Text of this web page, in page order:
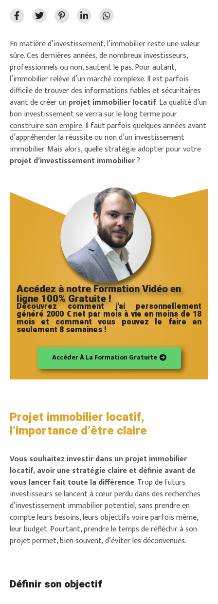
En matière d’investissement, l’immobilier reste une valeur
sûre. Ces dernières années, de nombreux investisseurs,
professionnels ou non, sautent le pas. Pour autant,
l’immobilier relève d’un marché complexe. Il est parfois
difficile de trouver des informations fiables et sécuritaires
avant de créer unprojet immobilier locatif. La qualité d’un
bon investissement se verra sur le long terme pour
construire son empire. Il faut parfois quelques années avant
d’appréhender la réussite ou non d’un investissement
immobilier. Mais alors, quelle stratégie adopter pour votre
projet d’investissement immobilier?
Accédez à notre Formation Vidéo en
ligne 100% Gratuite !
Découvrez comment j'ai personnellement
généré 2000 € net par mois à vie en moins de 18
mois et comment vous pouvez le faire en
seulement 8 semaines !
Accéder À La Formation Gratuite
Projet immobilier locatif,
l’importance d’être claire
Vous souhaitez investir dans un projet immobilier
locatif, avoir une stratégie claire et définie avant de
vous lancer fait toute la différence. Trop de futurs
investisseurs se lancent à cœur perdu dans des recherches
d’investissement immobilier potentiel, sans prendre en
compte leurs besoins, leurs objectifs voire parfois même,
leur budget. Pourtant, prendre le temps de réfléchir à son
projet permet, bien souvent, d’éviter les déconvenues.
Définir son objectif